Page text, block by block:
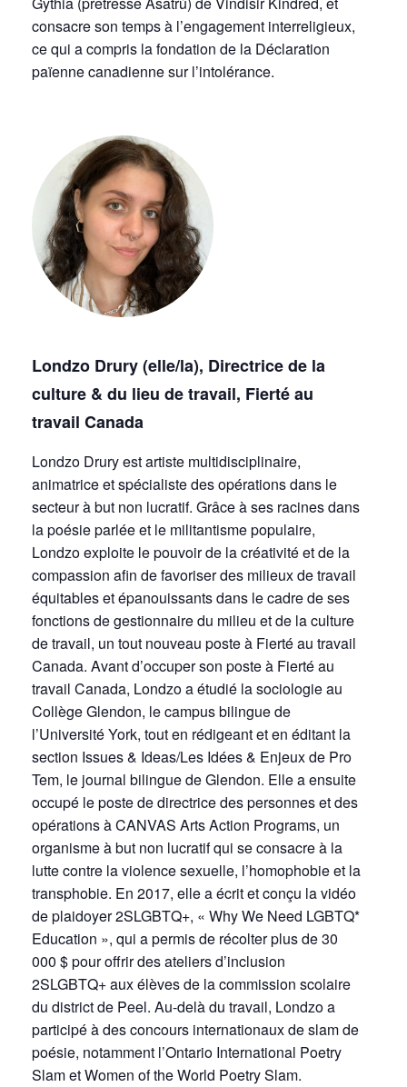
consacre son temps à l’engagement interreligieux,
ce qui a compris la fondation de la Déclaration
païenne canadienne sur l’intolérance.
Londzo Drury (elle/la), Directrice de la
culture & du lieu de travail, Fierté au
travail Canada
Londzo Drury est artiste multidisciplinaire,
animatrice et spécialiste des opérations dans le
secteur à but non lucratif. Grâce à ses racines dans
la poésie parlée et le militantisme populaire,
Londzo exploite le pouvoir de la créativité et de la
compassion afin de favoriser des milieux de travail
équitables et épanouissants dans le cadre de ses
fonctions de gestionnaire du milieu et de la culture
de travail, un tout nouveau poste à Fierté au travail
Canada. Avant d’occuper son poste à Fierté au
travail Canada, Londzo a étudié la sociologie au
Collège Glendon, le campus bilingue de
l’Université York, tout en rédigeant et en éditant la
section Issues & Ideas/Les Idées & Enjeux de Pro
Tem, le journal bilingue de Glendon. Elle a ensuite
occupé le poste de directrice des personnes et des
opérations à CANVAS Arts Action Programs, un
organisme à but non lucratif qui se consacre à la
lutte contre la violence sexuelle, l’homophobie et la
transphobie. En 2017, elle a écrit et conçu la vidéo
de plaidoyer 2SLGBTQ+, « Why We Need LGBTQ*
Education », qui a permis de récolter plus de 30
000 $ pour offrir des ateliers d’inclusion
2SLGBTQ+ aux élèves de la commission scolaire
du district de Peel. Au-delà du travail, Londzo a
participé à des concours internationaux de slam de
poésie, notamment l’Ontario International Poetry
Slam et Women of the World Poetry Slam.